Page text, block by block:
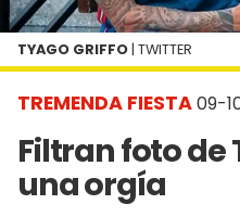
TREMENDA FIESTA09-
Filtran foto de
una orgía
TYAGO GRIFFO | TWITTER